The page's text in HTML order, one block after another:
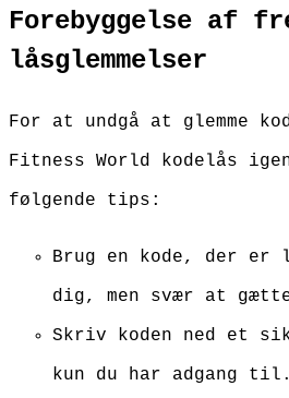
Forebyggelse af
låsglemmelser
For at undgå at glemme
Fitness World kodelås
følgende tips:
Brug en kode, der
dig, men svær at
Skriv koden ned et
kun du har adgang til.